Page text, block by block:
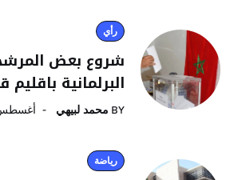
رأي
شروع بعض
البرلمانية باقليم
BY محمد لبيهي أغسطس 8,
رياضة